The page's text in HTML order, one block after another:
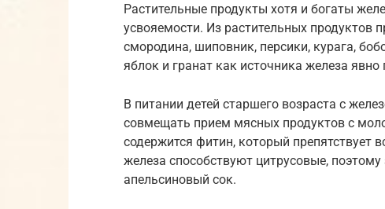
Растительные продукты хотя и богаты
усвояемости. Из растительных продуктов
смородина, шиповник, персики, курага,
яблок и гранат как источника железа явно
В питании детей старшего возраста с
совмещать прием мясных продуктов с
содержится фитин, который
железа способствуют цитрусовые,
апельсиновый сок.